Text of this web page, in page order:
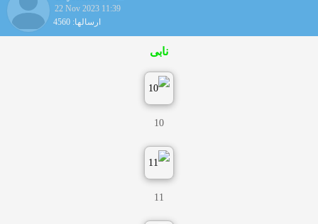
22 Nov 2023 11:39
ارسالها: 4560
نابی
10
11